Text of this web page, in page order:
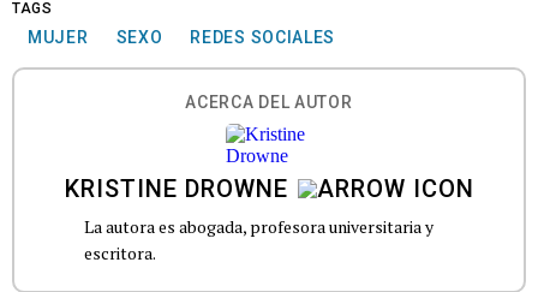
TAGS
MUJER SEXO REDES SOCIALES
ACERCA DEL AUTOR
KRISTINE DROWNE
La autora es abogada, profesora universitaria y
escritora.